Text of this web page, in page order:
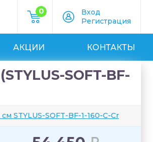
0
Вход
Регистрация
АКЦИИ КОНТАКТЫ
SOFT-BF-
см STYLUS-SOFT-BF-1-160-C-Cr